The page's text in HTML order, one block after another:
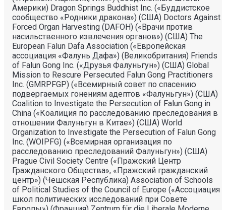
Америки) Dragon Springs Buddhist Inc. («Буддистское
сообщество «Родники дракона») (США) Doctors Against
Forced Organ Harvesting (DAFOH) («Врачи против
насильственного извлечения органов») (США) The
European Falun Dafa Association («Европейская
ассоциация «Фалунь Дафа») (Великобритания) Friends
of Falun Gong Inc. («Друзья Фалуньгун») (США) Global
Mission to Rescure Persecuted Falun Gong Practitioners
Inc. (GMRPFGP) («Всемирный совет по спасению
подвергаемых гонениям адептов «Фалуньгун») (США)
Coalition to Investigate the Persecution of Falun Gong in
China («Коалиция по расследованию преследования в
отношении Фалуньгун в Китае») (США) World
Organization to Investigate the Persecution of Falun Gong
Inc. (WOIPFG) («Всемирная организация по
расследованию преследований Фалуньгун») (США)
Prague Civil Society Centre («Пражский Центр
Гражданского Общества», «Пражский гражданский
центр») (Чешская Республика) Association of Schools
of Political Studies of the Council of Europe («Ассоциация
школ политических исследований при Совете